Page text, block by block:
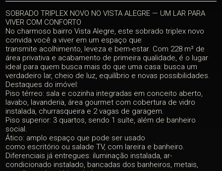
SOBRADO TRIPLEX NOVO NO VISTA ALEGRE — UM LAR PARA
VIVER COM CONFORTO
No charmoso bairro Vista Alegre, este sobrado triplex novo
convida você a viver em um espaço que
transmite acolhimento, leveza e bem-estar. Com 228 m² de
área privativa e acabamento de primeira qualidade, é o lugar
ideal para quem busca mais do que uma casa: busca um
verdadeiro lar, cheio de luz, equilíbrio e novas possibilidades.
Destaques do imóvel:
Piso térreo: sala e cozinha integradas em conceito aberto,
lavabo, lavanderia, área gourmet com cobertura de vidro
instalada, churrasqueira e 2 vagas de garagem.
Piso superior: 3 quartos, sendo 1 suíte, além de banheiro
social.
Ático: amplo espaço que pode ser usado
como escritório ou salade TV, com lareira e banheiro.
Diferenciais já entregues: iluminação instalada, ar-
condicionado instalado, bancadas dos banheiros, metais,